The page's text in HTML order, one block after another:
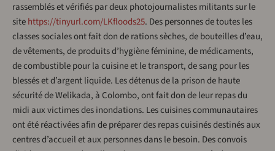
rassemblés et vérifiés par deux photojournalistes militants sur le
sitehttps://tinyurl.com/LKfloods25. Des personnes de toutes les
classes sociales ont fait don de rations sèches, de bouteilles d’eau,
de vêtements, de produits d’hygiène féminine, de médicaments,
de combustible pour la cuisine et le transport, de sang pour les
blessés et d’argent liquide. Les détenus de la prison de haute
sécurité de Welikada, à Colombo, ont fait don de leur repas du
midi aux victimes des inondations. Les cuisines communautaires
ont été réactivées afin de préparer des repas cuisinés destinés aux
centres d’accueil et aux personnes dans le besoin. Des convois